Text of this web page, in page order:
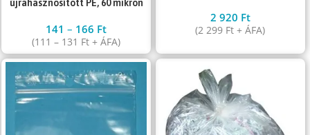
újrahasznosított PE, 60 mikron
141– 166 Ft
(111– 131 Ft + ÁFA)
2 920 Ft
(2 299 Ft + ÁFA)